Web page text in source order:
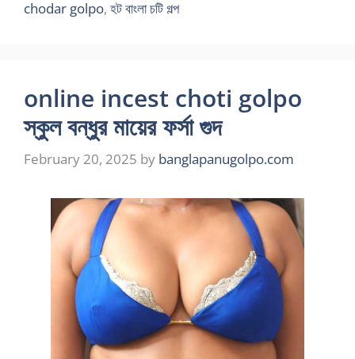
chodar golpo, হট বাংলা চটি গল্প
online incest choti golpo
স্কুল বন্ধুর মায়ের ফর্সা গুদ
February 20, 2025 by banglapanugolpo.com